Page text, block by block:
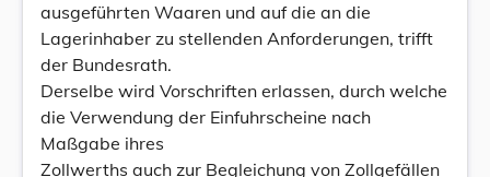
ausgeführten Waaren und auf die an die
Lagerinhaber zu stellenden Anforderungen, trifft
der Bundesrath.
Derselbe wird Vorschriften erlassen, durch welche
die Verwendung der Einfuhrscheine nach
Maßgabe ihres
Zollwerths auch zur Begleichung von Zollgefällen